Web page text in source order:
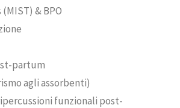
& BPO
partum
agli assorbenti)
funzionali post-